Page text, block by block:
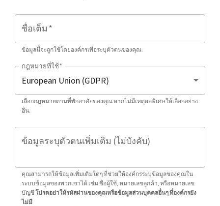
ชื่อเต็ม *
ข้อมูลนี้จะถูกใช้โดยองค์กรเพื่อระบุตัวตนของคุณ.
กฎหมายที่ใช้*
เลือกกฎหมายตามที่พักอาศัยของคุณ หากไม่มีเหตุผลพิเศษให้เลือกอย่าง
อื่น.
ข้อมูลระบุตัวตนเพิ่มเติม (ไม่บังคับ)
คุณสามารถให้ข้อมูลเพิ่มเติมใดๆ ที่ช่วยให้องค์กรระบุข้อมูลของคุณใน
ระบบข้อมูลของพวกเขาได้ เช่น ชื่อผู้ใช้, หมายเลขลูกค้า, หรือหมายเลข
บัญชีโปรดอย่าให้รหัสผ่านของคุณหรือข้อมูลส่วนบุคคลอื่นๆ ที่องค์กรยัง
ไม่มี